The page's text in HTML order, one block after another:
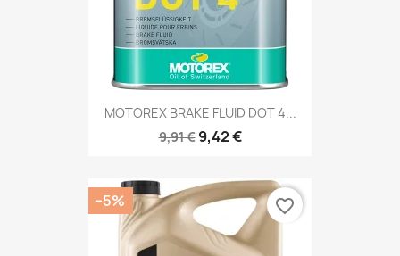
MOTOREX BRAKE FLUID DOT 4...
9,91 € 9,42 €
−5% favorite_border